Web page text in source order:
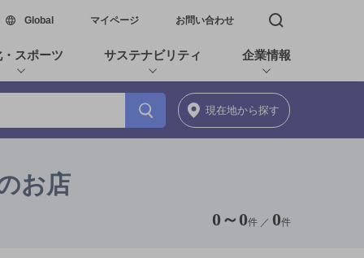
Global新しいウィンドウで開く
マイページ お問い合わせ 検索窓を開く
スポーツ サステナビリティ 企業情報
現在地から探す
お店
0 ～ 0件 ／ 0件